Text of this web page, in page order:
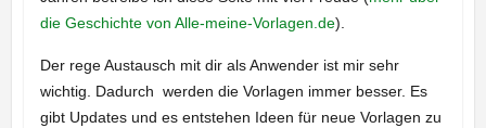
die Geschichte von Alle-meine-Vorlagen.de).
Der rege Austausch mit dir als Anwender ist mir sehr
wichtig. Dadurch werden die Vorlagen immer besser. Es
gibt Updates und es entstehen Ideen für neue Vorlagen zu